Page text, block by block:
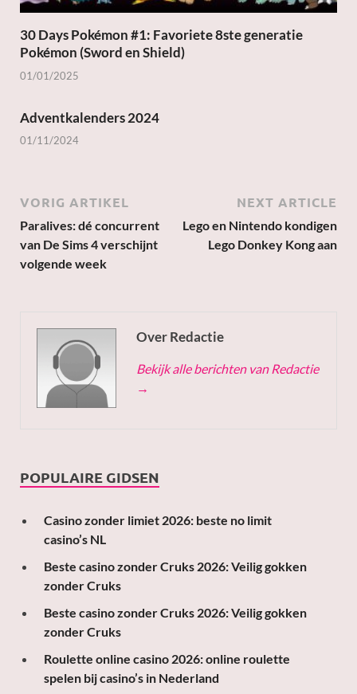
30 Days Pokémon #1: Favoriete 8ste generatie
Pokémon (Sword en Shield)
01/01/2025
Adventkalenders 2024
01/11/2024
VORIG ARTIKEL
Paralives: dé concurrent
van De Sims 4 verschijnt
volgende week
NEXT ARTICLE
Lego en Nintendo kondigen
Lego Donkey Kong aan
Over Redactie
Bekijk alle berichten van Redactie
→
POPULAIRE GIDSEN
Casino zonder limiet 2026: beste no limit
casino’s NL
Beste casino zonder Cruks 2026: Veilig gokken
zonder Cruks
Beste casino zonder Cruks 2026: Veilig gokken
zonder Cruks
Roulette online casino 2026: online roulette
spelen bij casino’s in Nederland